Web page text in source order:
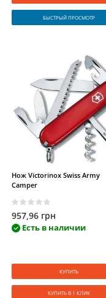
БЫСТРЫЙ ПРОСМОТР
Нож Victorinox Swiss Army
Camper
957,96 грн
Есть в наличии
КУПИТЬ
КУПИТЬ В 1 КЛИК